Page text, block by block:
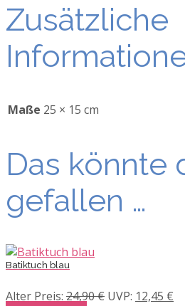
Zusätzliche
Maße 25 × 15 cm
Das könnte
gefallen …
Batiktuch blau
Alter Preis: 24,90€ Ursprünglicher
UVP: 12,45 €